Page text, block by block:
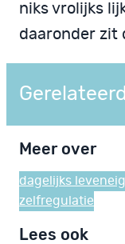
niks vrolijks
daaronder zit
Gerelateerd
Meer over
dagelijks leven
zelfregulatie
Lees ook